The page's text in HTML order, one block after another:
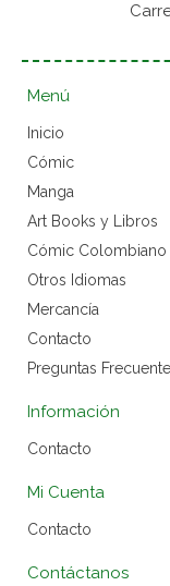
Menú
Inicio
Cómic
Manga
Art Books y Libros
Cómic Colombiano
Otros Idiomas
Mercancía
Contacto
Preguntas
Información
Contacto
Mi Cuenta
Contacto
Contáctanos